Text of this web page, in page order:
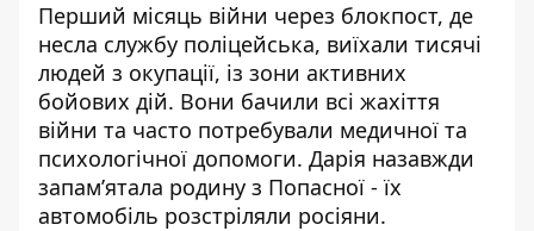
Перший місяць війни через блокпост, де
несла службу поліцейська, виїхали тисячі
людей з окупації, із зони активних
бойових дій. Вони бачили всі жахіття
війни та часто потребували медичної та
психологічної допомоги. Дарія назавжди
запам’ятала родину з Попасної - їх
автомобіль розстріляли росіяни.